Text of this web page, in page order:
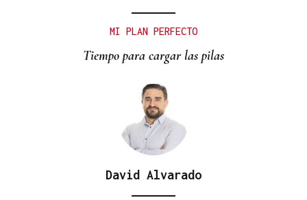
MI PLAN PERFECTO
Tiempo para cargar las pilas
David Alvarado